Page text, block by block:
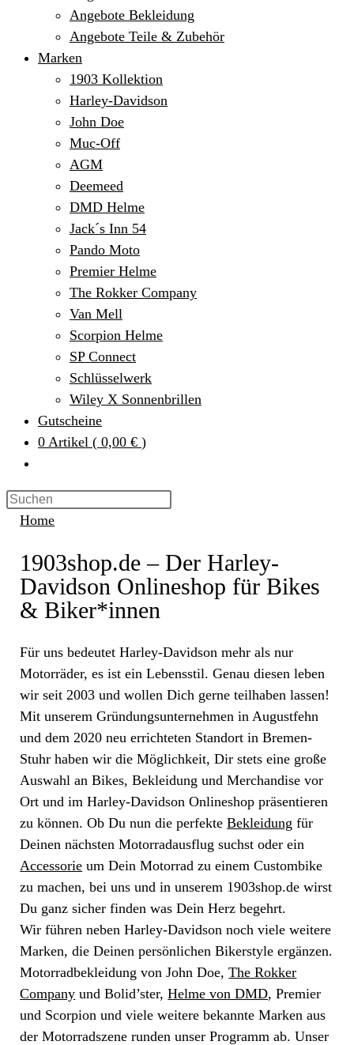
Angebote Bekleidung
Angebote Teile & Zubehör
Marken
1903 Kollektion
Harley-Davidson
John Doe
Muc-Off
AGM
Deemeed
DMD Helme
Jack´s Inn 54
Pando Moto
Premier Helme
The Rokker Company
Van Mell
Scorpion Helme
SP Connect
Schlüsselwerk
Wiley X Sonnenbrillen
Gutscheine
0 Artikel ( 0,00 € )
Home
1903shop.de – Der Harley-
Davidson Onlineshop für Bikes
& Biker*innen
Für uns bedeutet Harley-Davidson mehr als nur
Motorräder, es ist ein Lebensstil. Genau diesen leben
wir seit 2003 und wollen Dich gerne teilhaben lassen!
Mit unserem Gründungsunternehmen in Augustfehn
und dem 2020 neu errichteten Standort in Bremen-
Stuhr haben wir die Möglichkeit, Dir stets eine große
Auswahl an Bikes, Bekleidung und Merchandise vor
Ort und im Harley-Davidson Onlineshop präsentieren
zu können. Ob Du nun die perfekteBekleidung für
Deinen nächsten Motorradausflug suchst oder ein
Accessorie um Dein Motorrad zu einem Custombike
zu machen, bei uns und in unserem 1903shop.de wirst
Du ganz sicher finden was Dein Herz begehrt.
Wir führen neben Harley-Davidson noch viele weitere
Marken, die Deinen persönlichen Bikerstyle ergänzen.
Motorradbekleidung von John Doe,The Rokker
Company und Bolid’ster,Helme von DMD, Premier
und Scorpion und viele weitere bekannte Marken aus
der Motorradszene runden unser Programm ab. Unser